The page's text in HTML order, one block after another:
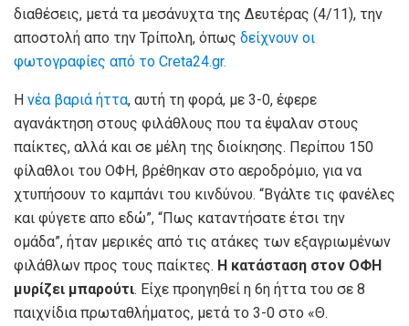
διαθέσεις, μετά τα μεσάνυχτα της Δευτέρας (4/11), την
αποστολή απο την Τρίπολη, όπως δείχνουν οι
φωτογραφίες από το Creta24.gr.
Η νέα βαριά ήττα, αυτή τη φορά, με 3-0, έφερε
αγανάκτηση στους φιλάθλους που τα έψαλαν στους
παίκτες, αλλά και σε μέλη της διοίκησης. Περίπου 150
φίλαθλοι του ΟΦΗ, βρέθηκαν στο αεροδρόμιο, για να
χτυπήσουν το καμπάνι του κινδύνου. “Βγάλτε τις φανέλες
και φύγετε απο εδώ”, “Πως καταντήσατε έτσι την
ομάδα”, ήταν μερικές από τις ατάκες των εξαγριωμένων
φιλάθλων προς τους παίκτες. Η κατάσταση στον ΟΦΗ
μυρίζει μπαρούτι. Είχε προηγηθεί η 6η ήττα του σε 8
παιχνίδια πρωταθλήματος, μετά το 3-0 στο «Θ.